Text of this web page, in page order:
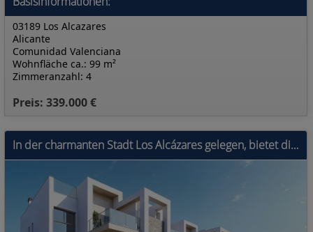
03189 Los Alcazares
Alicante
Comunidad Valenciana
Preis: 339.000 €
Wohnfläche ca.: 99 m²
Zimmeranzahl: 4
In der charmanten Stadt Los Alcázares gelegen, bietet diese exklusive Wohnanlage eine Auswahl von 32 Wohneinheiten, darunter Apartments, Erdgeschosse